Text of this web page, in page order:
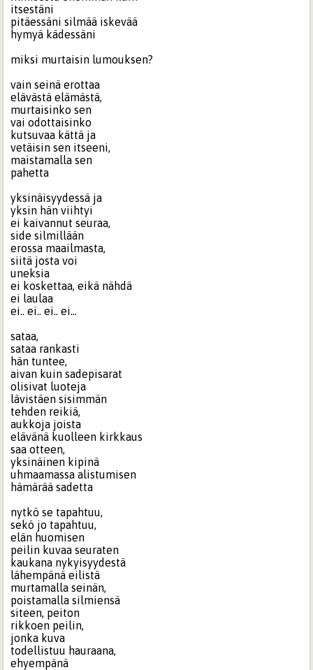
itsestäni
pitäessäni silmää iskevää
hymyä kädessäni
miksi murtaisin lumouksen?
vain seinä erottaa
elävästä elämästä,
murtaisinko sen
vai odottaisinko
kutsuvaa kättä ja
vetäisin sen itseeni,
maistamalla sen
pahetta
yksinäisyydessä ja
yksin hän viihtyi
ei kaivannut seuraa,
side silmillään
erossa maailmasta,
siitä josta voi
uneksia
ei koskettaa, eikä nähdä
ei laulaa
ei.. ei.. ei.. ei…
sataa,
sataa rankasti
hän tuntee,
aivan kuin sadepisarat
olisivat luoteja
lävistäen sisimmän
tehden reikiä,
aukkoja joista
elävänä kuolleen kirkkaus
saa otteen,
yksinäinen kipinä
uhmaamassa alistumisen
hämärää sadetta
nytkö se tapahtuu,
sekö jo tapahtuu,
elän huomisen
peilin kuvaa seuraten
kaukana nykyisyydestä
lähempänä eilistä
murtamalla seinän,
poistamalla silmiensä
siteen, peiton
rikkoen peilin,
jonka kuva
todellistuu hauraana,
ehyempänä